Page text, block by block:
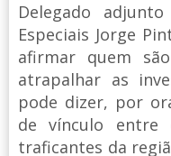
Delegado
Especiais Jorge
afirmar quem
atrapalhar as
pode dizer, por
de vínculo entre
traficantes da